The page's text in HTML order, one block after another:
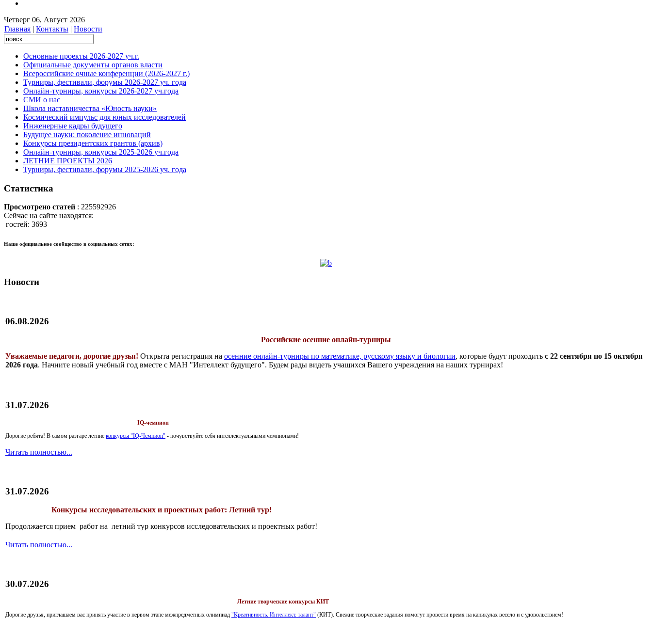
Четверг 06, Август 2026
Главная | Контакты | Новости
Основные проекты 2026-2027 уч.г.
Официальные документы органов власти
Всероссийские очные конференции (2026-2027 г.)
Турниры, фестивали, форумы 2026-2027 уч. года
Онлайн-турниры, конкурсы 2026-2027 уч.года
СМИ о нас
Школа наставничества «Юность науки»
Космический импульс для юных исследователей
Инженерные кадры будущего
Будущее науки: поколение инноваций
Конкурсы президентских грантов (архив)
Онлайн-турниры, конкурсы 2025-2026 уч.года
ЛЕТНИЕ ПРОЕКТЫ 2026
Турниры, фестивали, форумы 2025-2026 уч. года
Статистика
Просмотрено статей : 225592926
Сейчас на сайте находятся:
гостей: 3693
Наше официальное сообщество в социальных сетях:
Новости
06.08.2026
Российские осенние онлайн-турниры
Уважаемые педагоги, дорогие друзья! Открыта регистрация на осенние онлайн-турниры по математике, русскому языку и биологии, которые будут проходить с 22 сентября по 15 октября
2026 года. Начните новый учебный год вместе с МАН "Интеллект будущего". Будем рады видеть учащихся Вашего учреждения на наших турнирах!
31.07.2026
IQ-чемпион
Дорогие ребята! В самом разгаре летние конкурсы "IQ-Чемпион" - почувствуйте себя интеллектуальными чемпионами!
Читать полностью...
31.07.2026
Конкурсы исследовательских и проектных работ: Летний тур!
Продолжается прием работ на летний тур конкурсов исследовательских и проектных работ!
Читать полностью...
30.07.2026
Летние творческие конкурсы КИТ
Дорогие друзья, приглашаем вас принять участие в первом этапе межпредметных олимпиад "Креативность. Интеллект. талант" (КИТ). Свежие творческие задания помогут провести время на каникулах весело и с удовольствием!